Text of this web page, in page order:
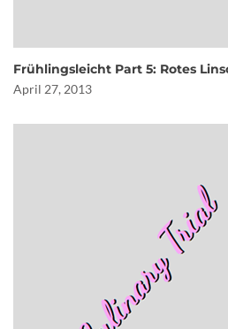
Frühlingsleicht Part 5: Rotes
April 27, 2013